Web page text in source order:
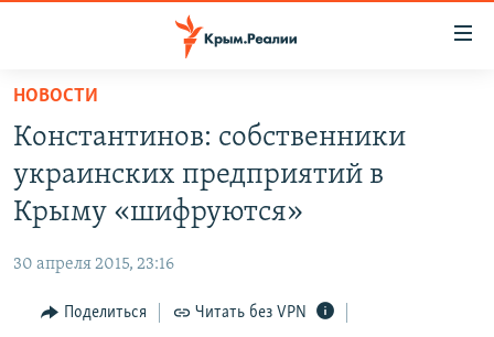
Вернуться
основному
содержанию
Вернутся
главной
навигации
Вернутся
11 ЛЕТ ОККУПАЦИИ КРЫМА. 11 ИСТОРИЙ СОПРОТИВЛЕНИЯ
ВОДА
ЕЩЕ
ИНТЕРАКТИВ
РАДІО СВОБОДА
НОВОСТИ
Константинов: собственники
украинских предприятий в
Крыму «шифруются»
30 апреля 2015, 23:16
Поделиться Читать без VPN